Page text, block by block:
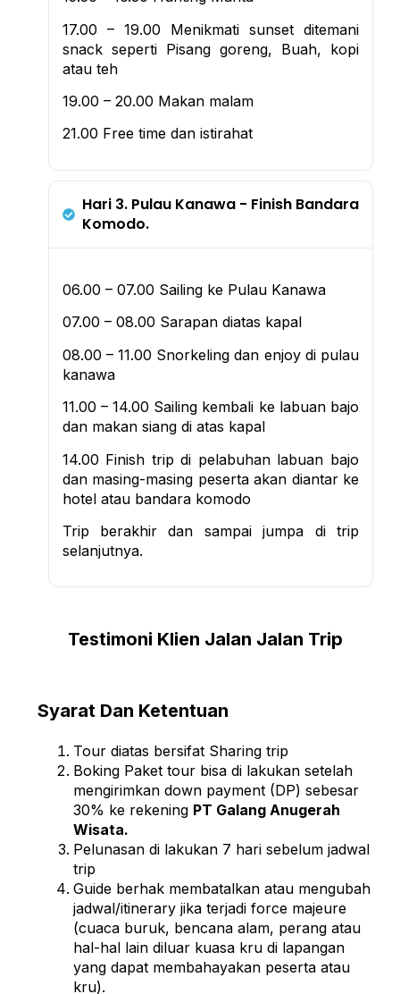
17.00 – 19.00 Menikmati sunset ditemani
snack seperti Pisang goreng, Buah, kopi
atau teh
19.00 – 20.00 Makan malam
21.00 Free time dan istirahat
Hari 3. Pulau Kanawa - Finish Bandara
Komodo.
06.00 – 07.00 Sailing ke Pulau Kanawa
07.00 – 08.00 Sarapan diatas kapal
08.00 – 11.00 Snorkeling dan enjoy di pulau
kanawa
11.00 – 14.00 Sailing kembali ke labuan bajo
dan makan siang di atas kapal
14.00 Finish trip di pelabuhan labuan bajo
dan masing-masing peserta akan diantar ke
hotel atau bandara komodo
Trip berakhir dan sampai jumpa di trip
selanjutnya.
Testimoni Klien Jalan Jalan Trip
Syarat Dan Ketentuan
Tour diatas bersifat Sharing trip
Boking Paket tour bisa di lakukan setelah
mengirimkan down payment (DP) sebesar
30% ke rekening PT Galang Anugerah
Wisata.
Pelunasan di lakukan 7 hari sebelum jadwal
trip
Guide berhak membatalkan atau mengubah
jadwal/itinerary jika terjadi force majeure
(cuaca buruk, bencana alam, perang atau
hal-hal lain diluar kuasa kru di lapangan
yang dapat membahayakan peserta atau
kru).